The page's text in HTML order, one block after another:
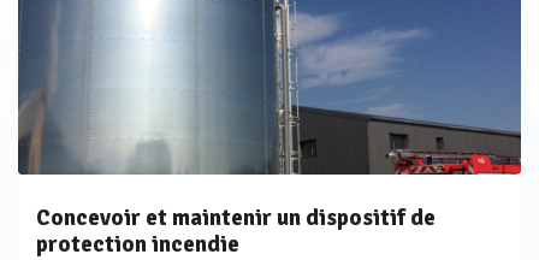
Concevoir et maintenir un dispositif de
protection incendie